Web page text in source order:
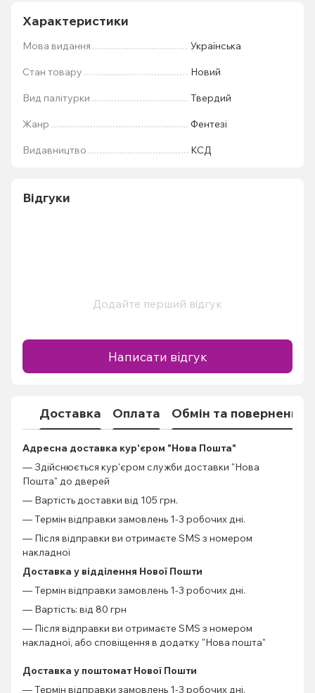
Характеристики
Мова видання Українська
Стан товару Новий
Вид палітурки Твердий
Жанр Фентезі
Видавництво КСД
Відгуки
Додайте перший відгук
Написати відгук
Доставка Оплата Обмін та повернення
Адресна доставка кур'єром "Нова Пошта"
— Здійснюється кур'єром служби доставки "Нова
Пошта" до дверей
— Вартість доставки від 105 грн.
— Термін відправки замовлень 1-3 робочих дні.
— Після відправки ви отримаєте SMS з номером
накладної
Доставка у відділення Нової Пошти
— Термін відправки замовлень 1-3 робочих дні.
— Вартість: від 80 грн
— Після відправки ви отримаєте SMS з номером
накладної, або сповіщення в додатку "Нова пошта"
Доставка у поштомат Нової Пошти
— Термін відправки замовлень 1-3 робочих дні.